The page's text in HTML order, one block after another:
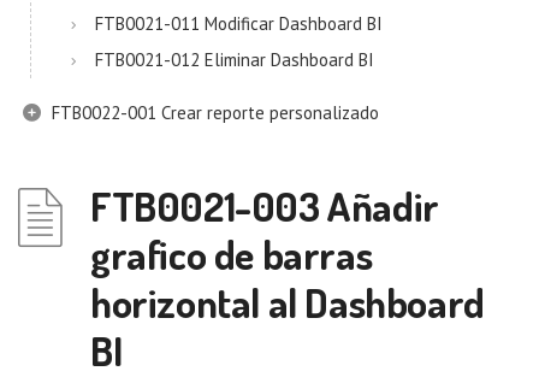
FTB0021-011 Modificar Dashboard BI
FTB0021-012 Eliminar Dashboard BI
FTB0022-001 Crear reporte personalizado
FTB0021-003 Añadir
grafico de barras
horizontal al Dashboard
BI